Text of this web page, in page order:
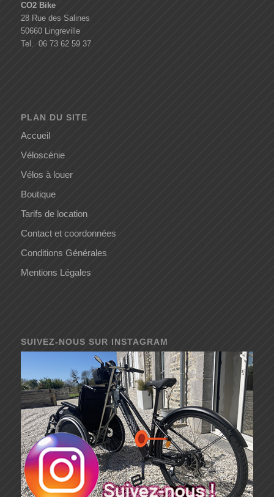
CO2 Bike
28 Rue des Salines
50660 Lingreville
Tel. 06 73 62 59 37
PLAN DU SITE
Accueil
Véloscénie
Vélos à louer
Boutique
Tarifs de location
Contact et coordonnées
Conditions Générales
Mentions Légales
SUIVEZ-NOUS SUR INSTAGRAM